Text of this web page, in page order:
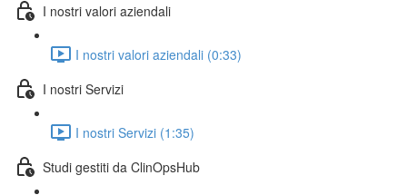
I nostri valori aziendali
I nostri valori aziendali (0:33)
I nostri Servizi
I nostri Servizi (1:35)
Studi gestiti da ClinOpsHub